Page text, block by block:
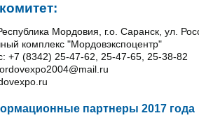
Мордовия, г.о. Саранск, ул.
комплекс "Мордовэкспоцентр"
+7 (8342) 25-47-62, 25-47-65, 25-38-82
партнеры 2017 года